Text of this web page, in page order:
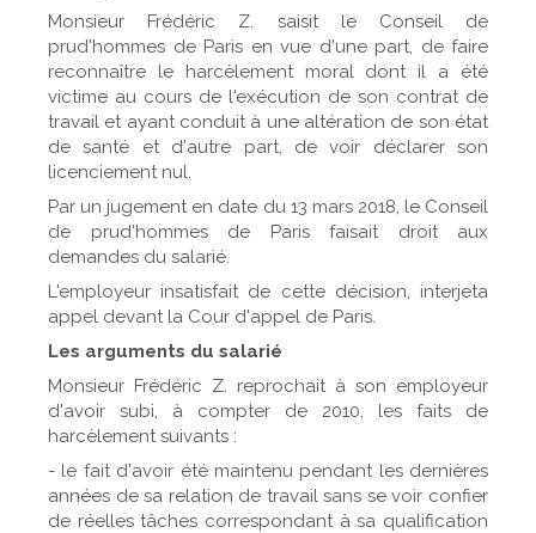
Monsieur Frédéric Z. saisit le Conseil de
prud'hommes de Paris en vue d'une part, de faire
reconnaître le harcèlement moral dont il a été
victime au cours de l'exécution de son contrat de
travail et ayant conduit à une altération de son état
de santé et d'autre part, de voir déclarer son
licenciement nul.
Par un jugement en date du 13 mars 2018, le Conseil
de prud'hommes de Paris faisait droit aux
demandes du salarié.
L'employeur insatisfait de cette décision, interjeta
appel devant la Cour d'appel de Paris.
Les arguments du salarié
Monsieur Frédéric Z. reprochait à son employeur
d'avoir subi, à compter de 2010, les faits de
harcèlement suivants :
- le fait d'avoir été maintenu pendant les dernières
années de sa relation de travail sans se voir confier
de réelles tâches correspondant à sa qualification